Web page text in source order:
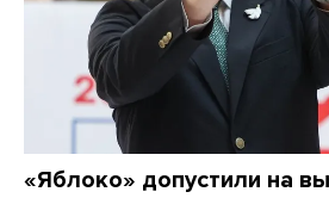
«Яблоко» допустили на